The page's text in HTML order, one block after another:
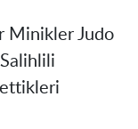
Minikler Judo
ettikleri